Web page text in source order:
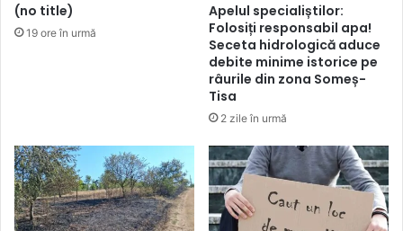
(no title)
19 ore în urmă
Apelul specialiștilor:
Folosiți responsabil apa!
Seceta hidrologică aduce
debite minime istorice pe
râurile din zona Someș-
Tisa
2 zile în urmă